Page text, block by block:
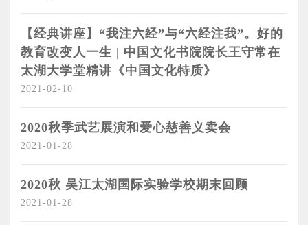
【经典讲座】“我注六经”与“六经注我”。好的
教育改变人一生 | 中国文化书院院长王守常在
太湖大学堂精讲《中国文化特质》
2021-02-10
2020秋季武艺展演和爱心慈善义卖会
2021-01-28
2020秋 吴江太湖国际实验学校期末回顾
2021-01-28